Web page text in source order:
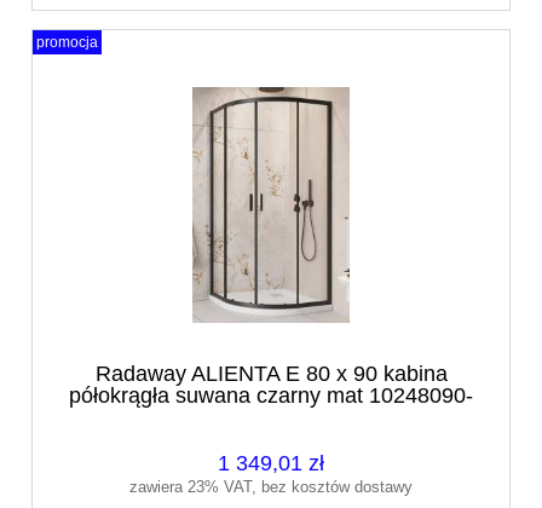
Radaway ALIENTA E 80 x 90 kabina
półokrągła suwana czarny mat 10248090-
1 349,01 zł
zawiera 23% VAT, bez kosztów dostawy
promocja